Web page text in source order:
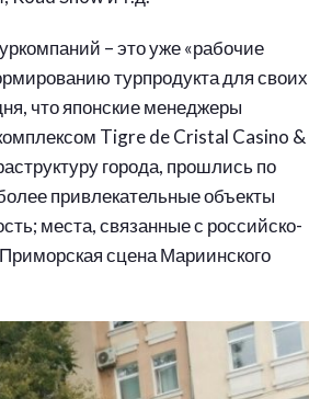
– это уже «рабочие
турпродукта для своих
что японские менеджеры
Tigre de Cristal Casino &
города, прошлись по
привлекательные объекты
места, связанные с российско-
сцена Мариинского